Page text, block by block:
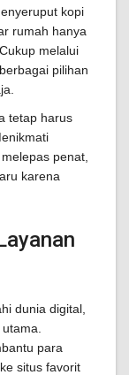
kopi
rumah hanya
melalui
pilihan
tetap harus
penat,
karena
dunia digital,
para
situs favorit